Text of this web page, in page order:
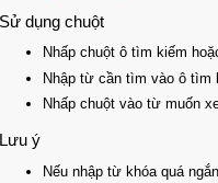
Sử dụng chuột
Nhấp chuột ô tìm kiếm
Nhập từ cần tìm vào ô
Nhấp chuột vào từ muốn
Lưu ý
Nếu nhập từ khóa quá